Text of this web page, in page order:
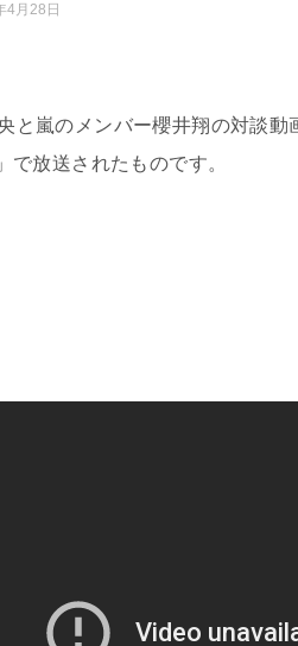
4月28日
と嵐のメンバー櫻井翔の対談
で放送されたものです。